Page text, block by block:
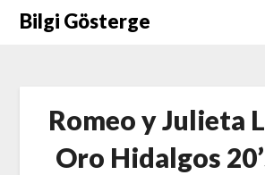
SkipBilgi Gösterge
Romeo y Julieta
Oro Hidalgos